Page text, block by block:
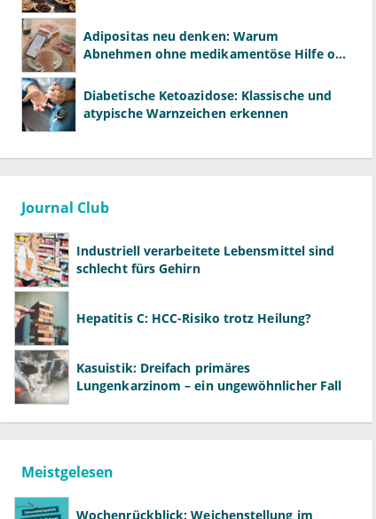
Adipositas neu denken: Warum
Abnehmen ohne medikamentöse Hilfe oft
Diabetische Ketoazidose: Klassische und
atypische Warnzeichen erkennen
Journal Club
Industriell verarbeitete Lebensmittel sind
schlecht fürs Gehirn
Hepatitis C: HCC-Risiko trotz Heilung?
Kasuistik: Dreifach primäres
Lungenkarzinom – ein ungewöhnlicher Fall
Meistgelesen
Wochenrückblick: Weichenstellung im